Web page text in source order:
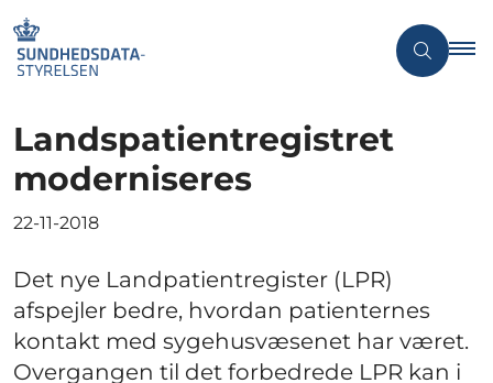
Landspatientregistret
moderniseres
22-11-2018
Det nye Landpatientregister (LPR)
afspejler bedre, hvordan patienternes
kontakt med sygehusvæsenet har været.
Overgangen til det forbedrede LPR kan i